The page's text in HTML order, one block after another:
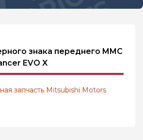
знака переднего MMC
EVO X
запчасть Mitsubishi Motors